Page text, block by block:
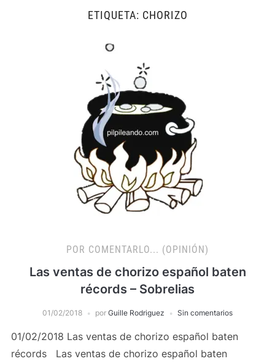
ETIQUETA: CHORIZO
POR COMENTARLO... (OPINIÓN)
Las ventas de chorizo español baten
récords – Sobrelias
01/02/2018 por Guille Rodriguez Sin comentarios
01/02/2018 Las ventas de chorizo español baten
récords Las ventas de chorizo español baten